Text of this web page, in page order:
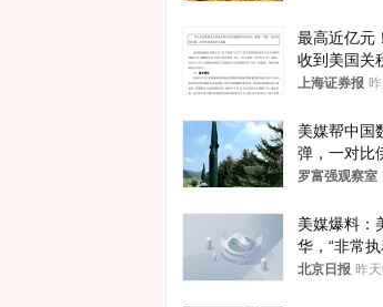
最高近亿元
收到美国关
上海证券报
美媒帮中国
弹，一对比
发现出大事
罗富强观察室
美媒爆料：
华，“非常执
北京日报 昨